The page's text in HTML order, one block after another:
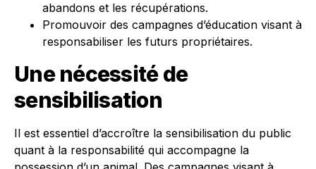
abandons et les récupérations.
Promouvoir des campagnes d’éducation visant à
responsabiliser les futurs propriétaires.
Une nécessité de
sensibilisation
Il est essentiel d’accroître la sensibilisation du public
quant à la responsabilité qui accompagne la